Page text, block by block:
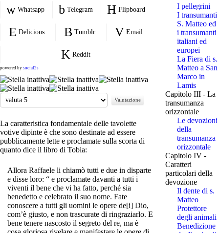
Whatsapp Telegram Flipboard
Delicious Tumblr Email
Reddit
powered by social2s
Valuta
La caratteristica fondamentale delle tavolette
votive dipinte è che sono destinate ad essere
pubblicamente lette e proclamate sulla scorta di
quanto dice il libro di Tobia:
Allora Raffaele li chiamò tutti e due in disparte
e disse loro: “ e proclamate davanti a tutti i
viventi il bene che vi ha fatto, perché sia
benedetto e celebrato il suo nome. Fate
conoscere a tutti gli uomini le opere de[i] Dio,
com’è giusto, e non trascurate di ringraziarlo. E
bene tenere nascosto il segreto del re, ma è
I pellegrini
I transumanti
S. Matteo ed
i transumanti
italiani ed
europei
La Fiera di s.
Matteo a San
Marco in
Lamis
Capitolo III - La
transumanza
orizzontale
Le devozioni
della
transumanza
orizzontale
Capitolo IV -
Caratteri
particolari della
devozione
Il dente di s.
Matteo
Protettore
degli animali
Benedizione